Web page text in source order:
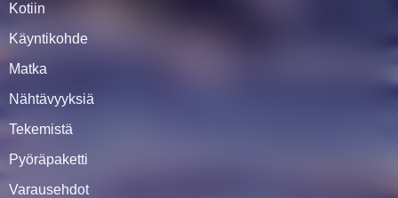
Kotiin
Käyntikohde
Matka
Nähtävyyksiä
Tekemistä
Pyöräpaketti
Varausehdot